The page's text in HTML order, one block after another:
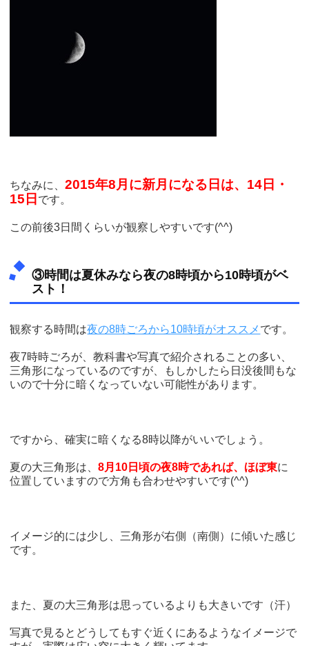
ちなみに、2015年8月に新月になる日は、14日・
15日 です。
この前後3日間くらいが観察しやすいです(^^)
③時間は夏休みなら夜の8時頃から10時頃がベ
スト！
観察する時間は夜の8時ごろから10時頃がオススメ です。
夜7時時ごろが、教科書や写真で紹介されることの多い、
三角形になっているのですが、もしかしたら日没後間もな
いので十分に暗くなっていない可能性があります。
ですから、確実に暗くなる8時以降がいいでしょう。
夏の大三角形は、8月10日頃の夜8時であれば、ほぼ東に
位置していますので方角も合わせやすいです(^^)
イメージ的には少し、三角形が右側（南側）に傾いた感じ
です。
また、夏の大三角形は思っているよりも大きいです（汗）
写真で見るとどうしてもすぐ近くにあるようなイメージで